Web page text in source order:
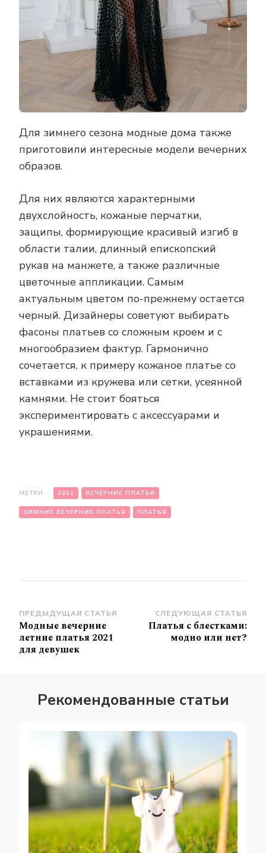
Для зимнего сезона модные дома также
приготовили интересные модели вечерних
образов.
Для них являются характерными
двухслойность, кожаные перчатки,
защипы, формирующие красивый изгиб в
области талии, длинный епископский
рукав на манжете, а также различные
цветочные аппликации. Самым
актуальным цветом по-прежнему остается
черный. Дизайнеры советуют выбирать
фасоны платьев со сложным кроем и с
многообразием фактур. Гармонично
сочетается, к примеру кожаное платье со
вставками из кружева или сетки, усеянной
камнями. Не стоит бояться
экспериментировать с аксессуарами и
украшениями.
МЕТКИ: 2021 ВЕЧЕРНИЕ ПЛАТЬЯ
ЗИМНИЕ ВЕЧЕРНИЕ ПЛАТЬЯ ПЛАТЬЯ
Навигация
по
записям
ПРЕДЫДУЩАЯ СТАТЬЯ
Модные вечерние
летние платья 2021
для девушек
СЛЕДУЮЩАЯ СТАТЬЯ
Платья с блестками:
модно или нет?
Рекомендованные статьи